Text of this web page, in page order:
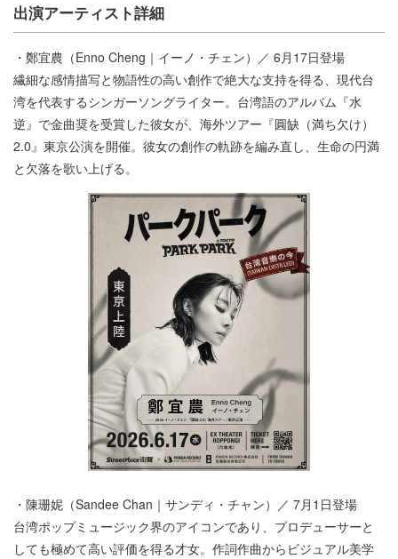
出演アーティスト詳細
・鄭宜農（Enno Cheng｜イーノ・チェン）／ 6⽉17⽇登場
繊細な感情描写と物語性の⾼い創作で絶⼤な⽀持を得る、現代台
湾を代表するシンガーソングライター。台湾語のアルバム『⽔
逆』で⾦曲奨を受賞した彼⼥が、海外ツアー『圓缺（満ち⽋け）
2.0』東京公演を開催。彼⼥の創作の軌跡を編み直し、⽣命の円満
と⽋落を歌い上げる。
・陳珊妮（Sandee Chan｜サンディ・チャン）／ 7⽉1⽇登場
台湾ポップミュージック界のアイコンであり、プロデューサーと
しても極めて⾼い評価を得る才⼥。作詞作曲からビジュアル美学